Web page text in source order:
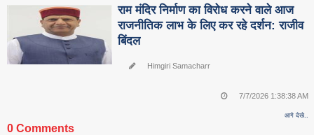
राम मंदिर निर्माण का विरोध करने वाले आज
राजनीतिक लाभ के लिए कर रहे दर्शन: राजीव
बिंदल
Himgiri Samacharr
7/7/2026 1:38:38 AM
आगे देखे..
0 Comments